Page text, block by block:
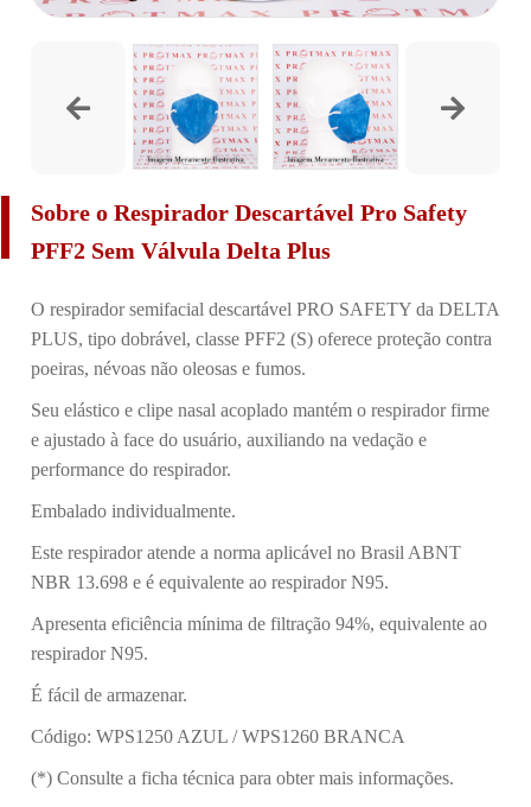
Sobre o Respirador Descartável Pro Safety
PFF2 Sem Válvula Delta Plus
O respirador semifacial descartável PRO SAFETY da DELTA
PLUS, tipo dobrável, classe PFF2 (S) oferece proteção contra
poeiras, névoas não oleosas e fumos.
Seu elástico e clipe nasal acoplado mantém o respirador firme
e ajustado à face do usuário, auxiliando na vedação e
performance do respirador.
Embalado individualmente.
Este respirador atende a norma aplicável no Brasil ABNT
NBR 13.698 e é equivalente ao respirador N95.
Apresenta eficiência mínima de filtração 94%, equivalente ao
respirador N95.
É fácil de armazenar.
Código: WPS1250 AZUL / WPS1260 BRANCA
(*) Consulte a ficha técnica para obter mais informações.